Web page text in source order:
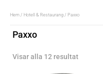
Hem/ Hotell & Restaurang/ Paxxo
Paxxo
Visar alla 12 resultat